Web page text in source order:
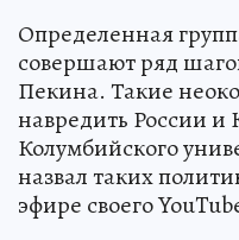
Определенная
совершают ряд
Пекина. Такие
навредить России
Колумбийского
назвал таких
эфире своего